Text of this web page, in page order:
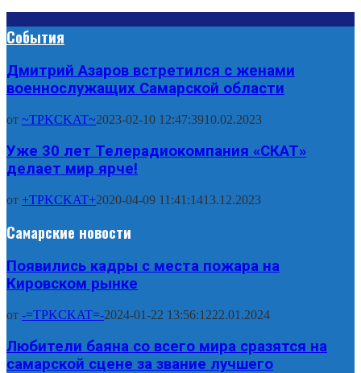
События
Дмитрий Азаров встретился с женами
военнослужащих Самарской области
от ~TPKCKAT~2023-02-10 12:47:3910.02.2023
Уже 30 лет Телерадиокомпания «СКАТ»
делает мир ярче!
от +TPKCKAT+2020-04-09 11:41:1413.12.2023
Самарские новости
Появились кадры с места пожара на
Кировском рынке
от -=TPKCKAT=-2024-01-22 13:56:1222.01.2024
Любители баяна со всего мира сразятся на
самарской сцене за звание лучшего